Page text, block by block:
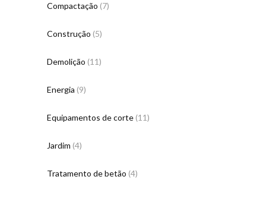
Compactação (7)
Construção (5)
Demolição (11)
Energia (9)
Equipamentos de corte (11)
Jardim (4)
Tratamento de betão (4)